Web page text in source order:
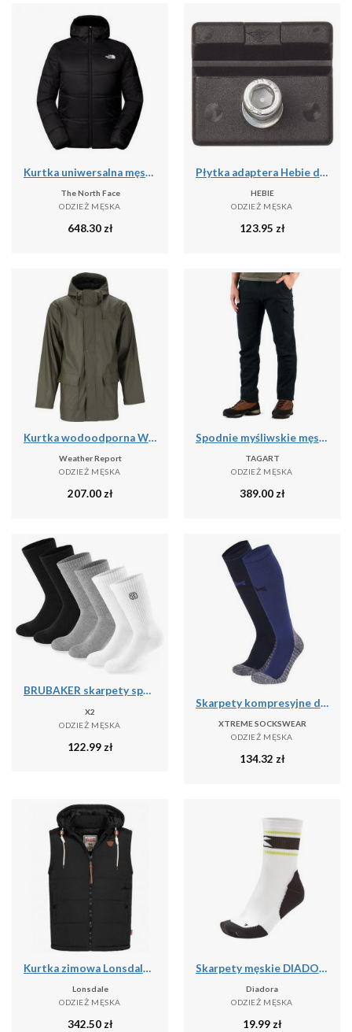
Kurtka uniwersalna męska The North Face Quest Ins
The North Face
ODZIEŻ MĘSKA
648.30zł
Płytka adaptera Hebie do podwójnej stopki
HEBIE
ODZIEŻ MĘSKA
123.95 zł
Kurtka wodoodporna Weather Report Torsten
Weather Report
ODZIEŻ MĘSKA
207.00zł
Spodnie myśliwskie męskie Tagart Enduro 2 Ripstop wygodne bojówki
TAGART
ODZIEŻ MĘSKA
389.00zł
BRUBAKER skarpety sportowe 6 par unisex oddychające retro - Mix kolorów
X2
ODZIEŻ MĘSKA
122.99 zł
Skarpety kompresyjne do biegania Xtreme, 2 par, Multi Niebieski
XTREME SOCKSWEAR
ODZIEŻ MĘSKA
134.32 zł
Kurtka zimowa Lonsdale Polmear
Lonsdale
ODZIEŻ MĘSKA
342.50zł
Skarpety męskie DIADORA SOCKS
Diadora
ODZIEŻ MĘSKA
19.99zł